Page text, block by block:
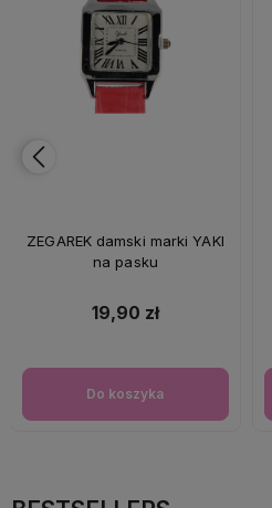
ZEGAREK damski marki YAKI
na pasku
19,90 zł
Do koszyka